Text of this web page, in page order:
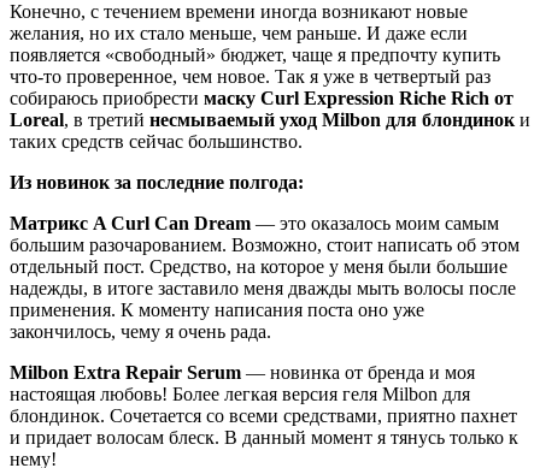
Конечно, с течением времени иногда возникают новые
желания, но их стало меньше, чем раньше. И даже если
появляется «свободный» бюджет, чаще я предпочту купить
что-то проверенное, чем новое. Так я уже в четвертый раз
собираюсь приобрести маску Curl Expression Riche Rich от
Loreal, в третий несмываемый уход Milbon для блондиноки
таких средств сейчас большинство.
Из новинок за последние полгода:
Матрикс A Curl Can Dream — это оказалось моим самым
большим разочарованием. Возможно, стоит написать об этом
отдельный пост. Средство, на которое у меня были большие
надежды, в итоге заставило меня дважды мыть волосы после
применения. К моменту написания поста оно уже
закончилось, чему я очень рада.
Milbon Extra Repair Serum — новинка от бренда и моя
настоящая любовь! Более легкая версия геля Milbon для
блондинок. Сочетается со всеми средствами, приятно пахнет
и придает волосам блеск. В данный момент я тянусь только к
нему!